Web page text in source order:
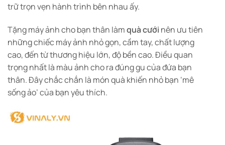
trữ trọn vẹn hành trình bên nhau ấy.
Tặng máy ảnh cho bạn thân làmquà cưới nên ưu tiên
những chiếc máy ảnh nhỏ gọn, cầm tay, chất lượng
cao, đến từ thương hiệu lớn, độ bền cao. Điều quan
trọng nhất là màu ảnh cho ra đúng gu của đứa bạn
thân. Đây chắc chắn là món quà khiến nhỏ bạn ‘mê
sống ảo’ của bạn yêu thích.